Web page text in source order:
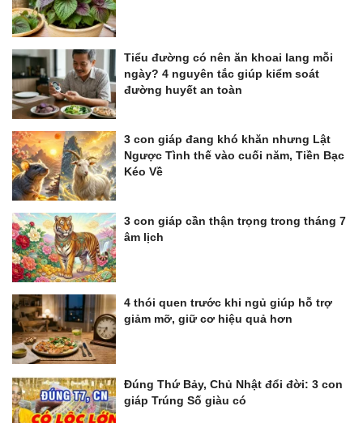
Tiểu đường có nên ăn khoai lang mỗi
ngày? 4 nguyên tắc giúp kiểm soát
đường huyết an toàn
3 con giáp đang khó khăn nhưng Lật
Ngược Tình thế vào cuối năm, Tiền Bạc
Kéo Về
3 con giáp cần thận trọng trong tháng 7
âm lịch
4 thói quen trước khi ngủ giúp hỗ trợ
giảm mỡ, giữ cơ hiệu quả hơn
Đúng Thứ Bảy, Chủ Nhật đổi đời: 3 con
giáp Trúng Số giàu có